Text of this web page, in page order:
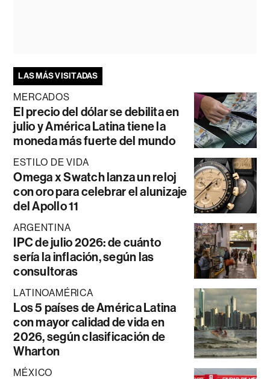
LAS MÁS VISITADAS
MERCADOS
El precio del dólar se debilita en
julio y América Latina tiene la
moneda más fuerte del mundo
ESTILO DE VIDA
Omega x Swatch lanza un reloj
con oro para celebrar el alunizaje
del Apollo 11
ARGENTINA
IPC de julio 2026: de cuánto
sería la inflación, según las
consultoras
LATINOAMÉRICA
Los 5 países de América Latina
con mayor calidad de vida en
2026, según clasificación de
Wharton
MÉXICO